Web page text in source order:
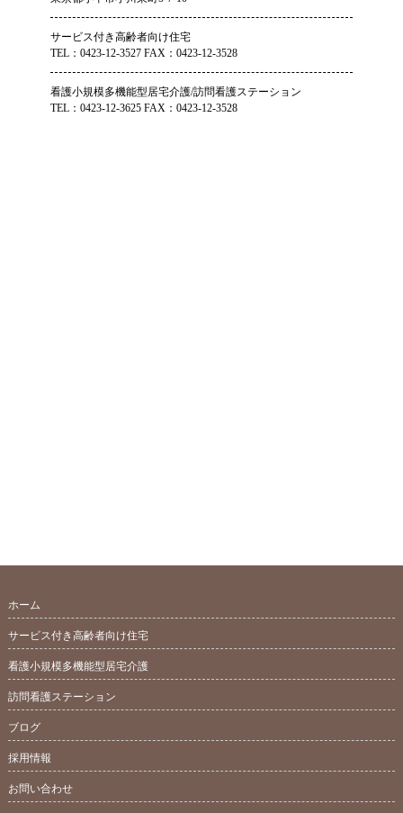
サービス付き高齢者向け住宅
TEL：0423-12-3527 FAX：0423-12-3528
看護小規模多機能型居宅介護/訪問看護ステーション
TEL：0423-12-3625 FAX：0423-12-3528
ホーム
サービス付き高齢者向け住宅
看護小規模多機能型居宅介護
訪問看護ステーション
ブログ
採用情報
お問い合わせ